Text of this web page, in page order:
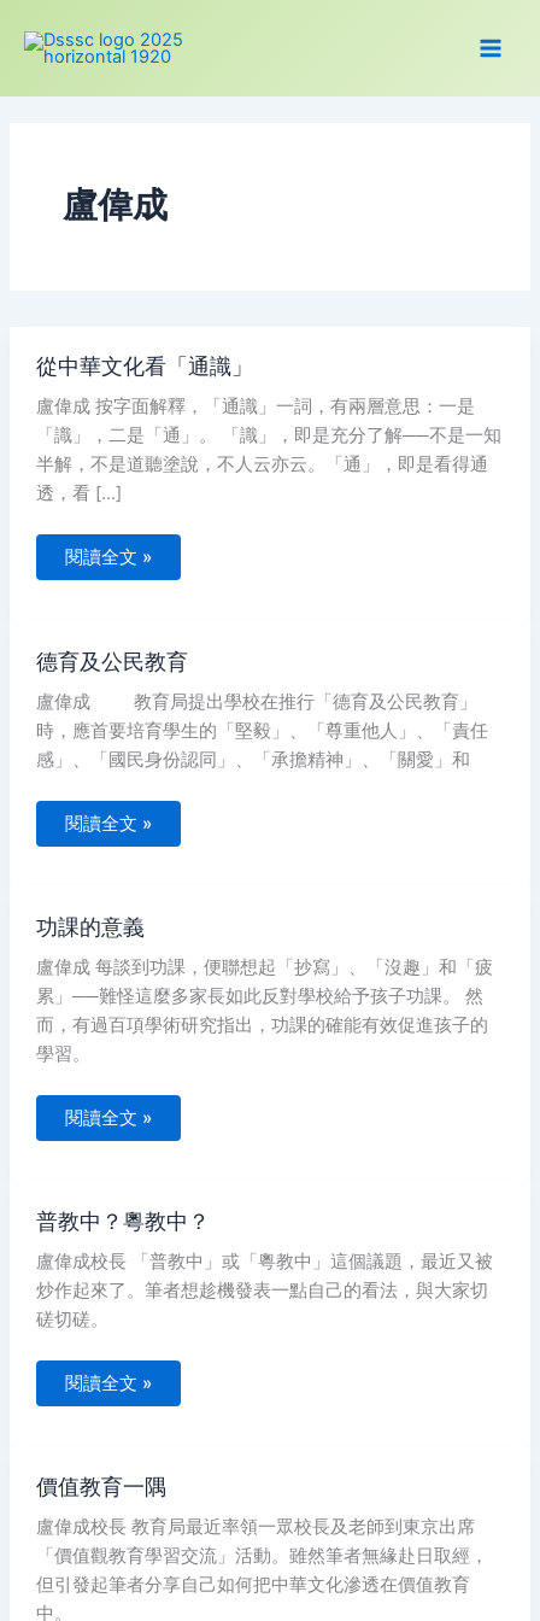
要
盧偉成
從中華文化看「通識」
盧偉成 按字面解釋，「通識」一詞，有兩層意思：一是
「識」，二是「通」。 「識」，即是充分了解──不是一知
半解，不是道聽塗說，不人云亦云。「通」，即是看得通
透，看 […]
從
中
華
文
化
看
「通
識」
閱讀全文 »
德育及公民教育
盧偉成 教育局提出學校在推行「德育及公民教育」
時，應首要培育學生的「堅毅」、「尊重他人」、「責任
感」、「國民身份認同」、「承擔精神」、「關愛」和
德
育
及
公
民
教
閱讀全文 »
功課的意義
盧偉成 每談到功課，便聯想起「抄寫」、「沒趣」和「疲
累」──難怪這麼多家長如此反對學校給予孩子功課。 然
而，有過百項學術研究指出，功課的確能有效促進孩子的
學習。
功
課
的
意
閱讀全文 »
普教中？粵教中？
盧偉成校長 「普教中」或「粵教中」這個議題，最近又被
炒作起來了。筆者想趁機發表一點自己的看法，與大家切
磋切磋。
普
教
中？
粵
教
中？
閱讀全文 »
價值教育一隅
盧偉成校長 教育局最近率領一眾校長及老師到東京出席
「價值觀教育學習交流」活動。雖然筆者無緣赴日取經，
但引發起筆者分享自己如何把中華文化滲透在價值教育
中。
價
值
教
育
一
隅